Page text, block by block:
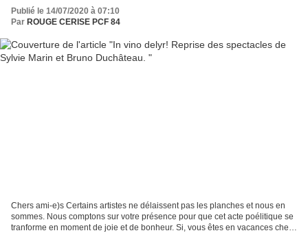
Publié le 14/07/2020 à 07:10
Par ROUGE CERISE PCF 84
Chers ami-e)s Certains artistes ne délaissent pas les planches et nous en
sommes. Nous comptons sur votre présence pour que cet acte poélitique se
tranforme en moment de joie et de bonheur. Si, vous êtes en vacances chez